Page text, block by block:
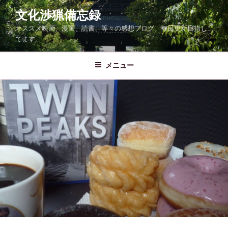
コ
ン
テ
ン
ツ
ス
キ
ッ
プ
文化渉猟備忘録
オススメ映画、漫画、読書、等々の感想ブログ。毎日更新目指し
てます。
メニュー